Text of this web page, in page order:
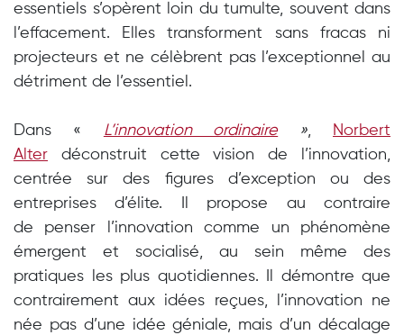
essentiels s’opèrent loin du tumulte, souvent dans
l’effacement. Elles transforment sans fracas ni
projecteurs et ne célèbrent pas l’exceptionnel au
détriment de l’essentiel.
Dans « L’innovation ordinaire»,
Norbert
Alter déconstruit cette vision de l’innovation,
centrée sur des figures d’exception ou des
entreprises d’élite. Il propose au contraire
de penser l’innovation comme un phénomène
émergent et socialisé, au sein même des
pratiques les plus quotidiennes. Il démontre que
contrairement aux idées reçues, l’innovation ne
née pas d’une idée géniale, mais d’un décalage